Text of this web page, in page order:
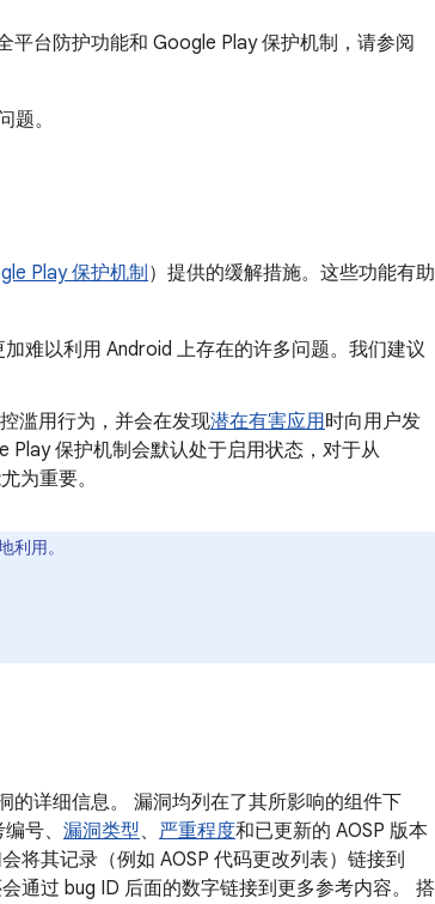
台防护功能和 Google Play 保护机制，请参阅
。
Play 保护机制 ）提供的缓解措施。这些功能有助
难以利用 Android 上存在的许多问题。我们建议
滥用行为，并会在发现潜在有害应用时向用户发
Play 保护机制会默认处于启用状态，对于从
为重要。
利用。
详细信息。 漏洞均列在了其所影响的组件下
号、 漏洞类型、 严重程度和已更新的 AOSP 版本
将其记录（例如 AOSP 代码更改列表）链接到
通过 bug ID 后面的数字链接到更多参考内容。 搭